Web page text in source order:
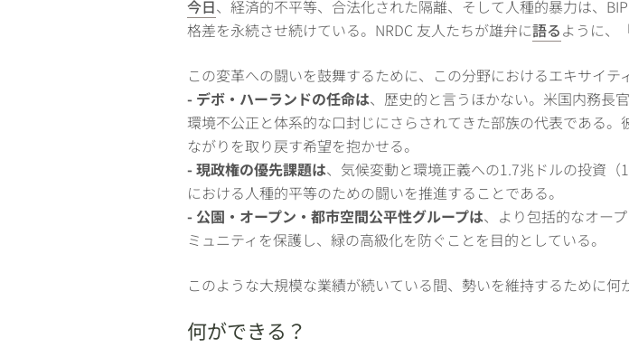
今日、経済的不平等、合法化された隔離、そして人種的暴力は、
格差を永続させ続けている。NRDC 友人たちが雄弁に語るように、
この変革への闘いを鼓舞するために、この分野におけるエキサイテ
- デボ・ハーランドの任命は、歴史的と言うほかない。米国内務長
環境不公正と体系的な口封じにさらされてきた部族の代表である
ながりを取り戻す希望を抱かせる。
- 現政権の優先課題は、気候変動と環境正義への1.7兆ドルの投資
における人種的平等のための闘いを推進することである。
- 公園・オープン・都市空間公平性グループは、より包括的なオー
ミュニティを保護し、緑の高級化を防ぐことを目的としている。
このような大規模な業績が続いている間、勢いを維持するために何
何ができる？